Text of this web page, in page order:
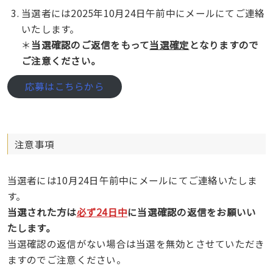
当選者には2025年10月24日午前中にメールにてご連絡
いたします。
＊当選確認のご返信をもって当選確定となりますので
ご注意ください。
応募はこちらから
注意事項
当選者には10月24日午前中にメールにてご連絡いたしま
す。
当選された方は必ず24日中に当選確認の返信をお願いい
たします。
当選確認の返信がない場合は当選を無効とさせていただき
ますのでご注意ください。